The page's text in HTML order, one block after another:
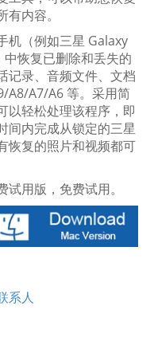
内容。
机（例如三星 Galaxy
恢复已删除和丢失的
记录、音频文件、文档
A7/A6 等。采用简
以轻松处理该程序，即
间内完成从锁定的三星
恢复的照片和视频都可
用版，免费试用。
系人